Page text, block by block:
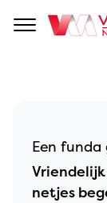
Een funda
netjes